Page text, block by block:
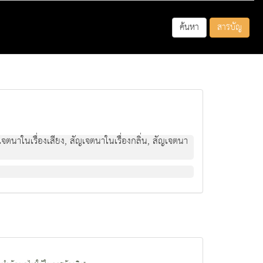
ค้นหา สารบัญ
ตนาในเรื่องเสียง, สัญเจตนาในเรื่องกลิ่น, สัญเจตนา